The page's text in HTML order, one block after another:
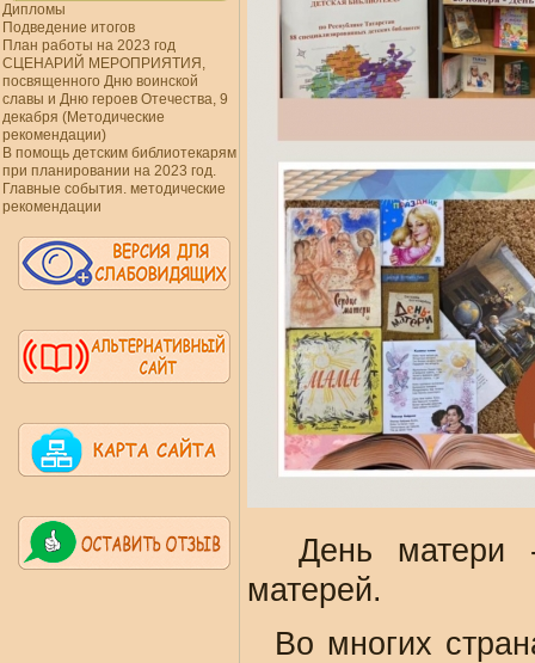
Дипломы
Подведение итогов
План работы на 2023 год
СЦЕНАРИЙ МЕРОПРИЯТИЯ,
посвященного Дню воинской
славы и Дню героев Отечества, 9
декабря (Методические
рекомендации)
В помощь детским библиотекарям
при планировании на 2023 год.
Главные события. методические
рекомендации
День матери
матерей.
Во многих